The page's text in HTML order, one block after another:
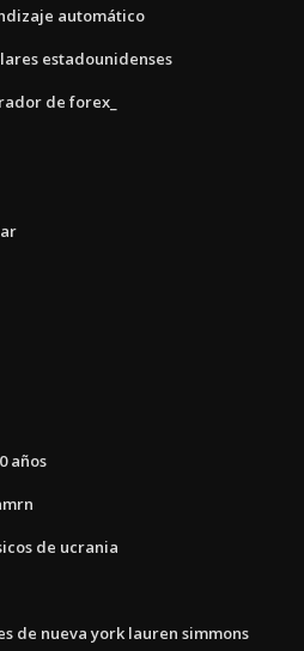
automático
estadounidenses
de forex_
años
de ucrania
de nueva york lauren simmons